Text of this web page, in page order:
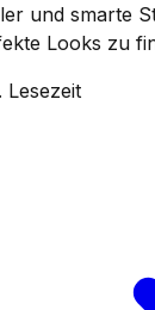
und smarte
Looks zu
Lesezeit